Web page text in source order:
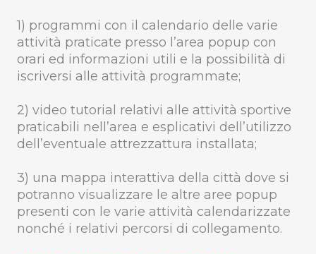
1) programmi con il calendario delle varie
attività praticate presso l’area popup con
orari ed informazioni utili e la possibilità di
iscriversi alle attività programmate;
2) video tutorial relativi alle attività sportive
praticabili nell’area e esplicativi dell’utilizzo
dell’eventuale attrezzattura installata;
3) una mappa interattiva della città dove si
potranno visualizzare le altre aree popup
presenti con le varie attività calendarizzate
nonché i relativi percorsi di collegamento.